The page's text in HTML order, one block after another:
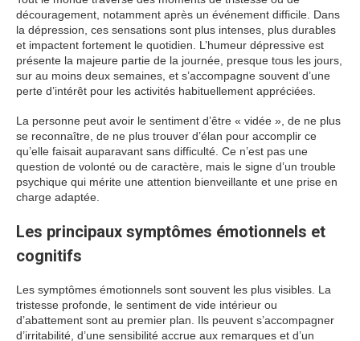
découragement, notamment après un événement difficile. Dans
la dépression, ces sensations sont plus intenses, plus durables
et impactent fortement le quotidien. L’humeur dépressive est
présente la majeure partie de la journée, presque tous les jours,
sur au moins deux semaines, et s’accompagne souvent d’une
perte d’intérêt pour les activités habituellement appréciées.
La personne peut avoir le sentiment d’être « vidée », de ne plus
se reconnaître, de ne plus trouver d’élan pour accomplir ce
qu’elle faisait auparavant sans difficulté. Ce n’est pas une
question de volonté ou de caractère, mais le signe d’un trouble
psychique qui mérite une attention bienveillante et une prise en
charge adaptée.
Les principaux symptômes émotionnels et
cognitifs
Les symptômes émotionnels sont souvent les plus visibles. La
tristesse profonde, le sentiment de vide intérieur ou
d’abattement sont au premier plan. Ils peuvent s’accompagner
d’irritabilité, d’une sensibilité accrue aux remarques et d’un